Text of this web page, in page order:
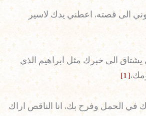
الى قصته، اعطني يدك لاسير
يشتاق الى خبرك مثل ابراهيم الذي
[1]
رآك في الحمل وفرح بك، انا الناقص اراك